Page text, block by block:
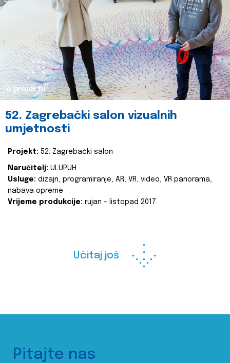
o projektu
52. Zagrebački salon vizualnih
umjetnosti
Projekt: 52. Zagrebački salon
Naručitelj: ULUPUH
Usluge: dizajn, programiranje, AR, VR, video, VR panorama,
nabava opreme
Vrijeme produkcije: rujan - listopad 2017.
Učitaj još
Pitajte nas